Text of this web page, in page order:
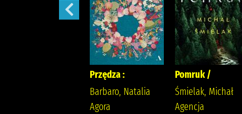
Przędza :
Barbaro, Natalia
Agora
Pomruk /
Śmielak, Michał
Agencja